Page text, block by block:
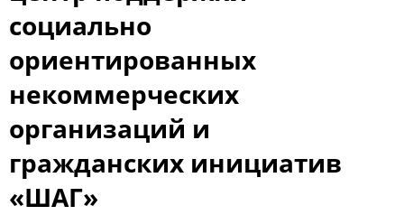
социально
ориентированных
некоммерческих
организаций и
гражданских инициатив
«ШАГ»